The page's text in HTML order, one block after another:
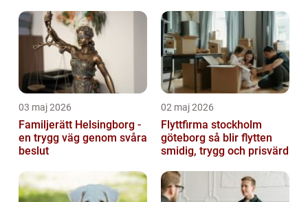
03 maj 2026
Familjerätt Helsingborg -
en trygg väg genom svåra
beslut
02 maj 2026
Flyttfirma stockholm
göteborg så blir flytten
smidig, trygg och prisvärd